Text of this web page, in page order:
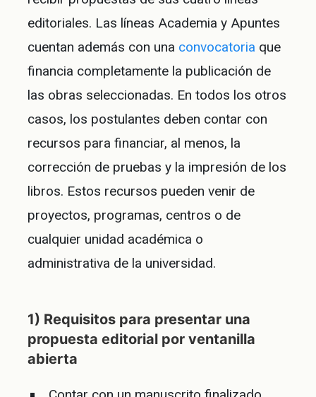
editoriales. Las líneas Academia y Apuntes
cuentan además con una convocatoria que
financia completamente la publicación de
las obras seleccionadas. En todos los otros
casos, los postulantes deben contar con
recursos para financiar, al menos, la
corrección de pruebas y la impresión de los
libros. Estos recursos pueden venir de
proyectos, programas, centros o de
cualquier unidad académica o
administrativa de la universidad.
1) Requisitos para presentar una
propuesta editorial por ventanilla
abierta